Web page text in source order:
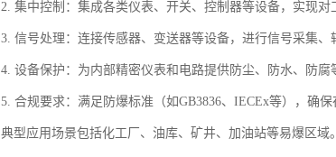
2. 集中控制：集成各类仪表、开关、控制器等设备，实现
3. 信号处理：连接传感器、变送器等设备，进行信号采集、
4. 设备保护：为内部精密仪表和电路提供防尘、防水、防腐
5. 合规要求：满足防爆标准（如GB3836、IECEx等），确
典型应用场景包括化工厂、油库、矿井、加油站等易爆区域。